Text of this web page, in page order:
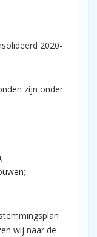
2020-
zijn onder
;
;
wij naar de